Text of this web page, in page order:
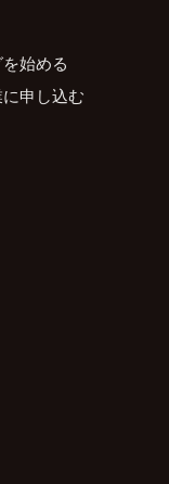
始める
申し込む